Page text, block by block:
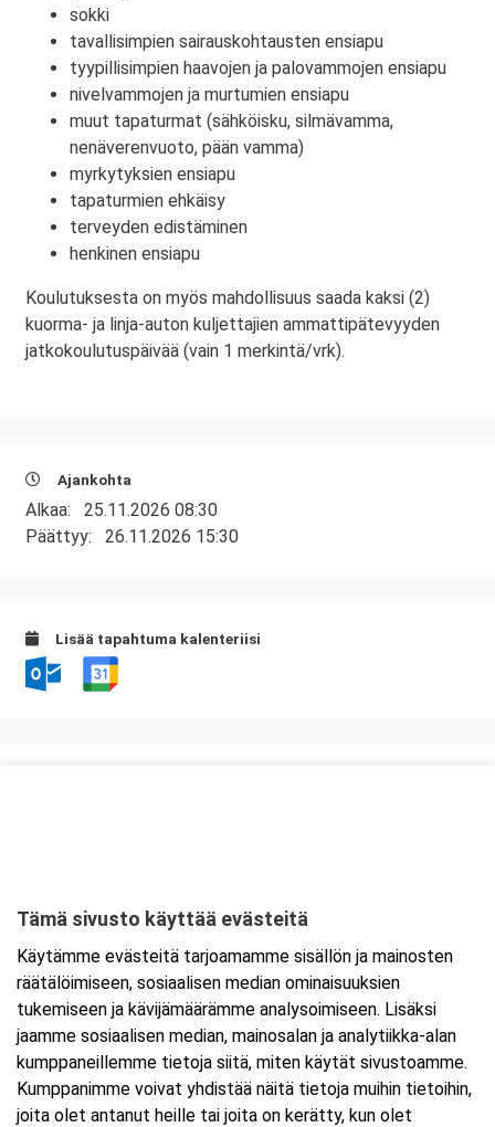
sokki
tavallisimpien sairauskohtausten ensiapu
tyypillisimpien haavojen ja palovammojen ensiapu
nivelvammojen ja murtumien ensiapu
muut tapaturmat (sähköisku, silmävamma,
nenäverenvuoto, pään vamma)
myrkytyksien ensiapu
tapaturmien ehkäisy
terveyden edistäminen
henkinen ensiapu
Koulutuksesta on myös mahdollisuus saada kaksi (2)
kuorma- ja linja-auton kuljettajien ammattipätevyyden
jatkokoulutuspäivää (vain 1 merkintä/vrk).
Ajankohta
Alkaa: 25.11.2026 08:30
Päättyy: 26.11.2026 15:30
Lisää tapahtuma kalenteriisi
Tarkempi kartta ja ajo-ohjeet
Tämä sivusto käyttää evästeitä
Käytämme evästeitä tarjoamamme sisällön ja mainosten
räätälöimiseen, sosiaalisen median ominaisuuksien
tukemiseen ja kävijämäärämme analysoimiseen. Lisäksi
jaamme sosiaalisen median, mainosalan ja analytiikka-alan
kumppaneillemme tietoja siitä, miten käytät sivustoamme.
Kumppanimme voivat yhdistää näitä tietoja muihin tietoihin,
joita olet antanut heille tai joita on kerätty, kun olet